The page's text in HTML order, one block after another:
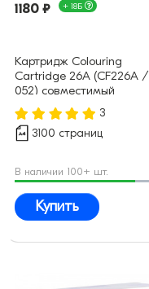
1180 ₽ + 18Б
Картридж Colouring
Cartridge 26A (CF226A /
052) совместимый
3
3100 страниц
В наличии 100+ шт.
Купить